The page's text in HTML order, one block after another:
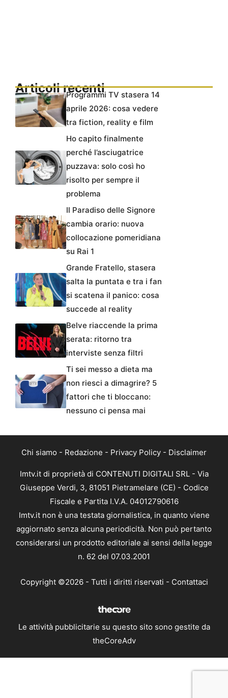
Articoli recentiProgrammi TV stasera 14
aprile 2026: cosa vedere
tra fiction, reality e film
Ho capito finalmente
perché l’asciugatrice
puzzava: solo così ho
risolto per sempre il
problema
Il Paradiso delle Signore
cambia orario: nuova
collocazione pomeridiana
su Rai 1
Grande Fratello, stasera
salta la puntata e tra i fan
si scatena il panico: cosa
succede al reality
Belve riaccende la prima
serata: ritorno tra
interviste senza filtri
Ti sei messo a dieta ma
non riesci a dimagrire? 5
fattori che ti bloccano:
nessuno ci pensa mai
Chi siamo - Redazione - Privacy Policy - Disclaimer
Imtv.it di proprietà di CONTENUTI DIGITALI SRL - Via
Giuseppe Verdi, 3, 81051 Pietramelare (CE) - Codice
Fiscale e Partita I.V.A. 04012790616
Imtv.it non è una testata giornalistica, in quanto viene
aggiornato senza alcuna periodicità. Non può pertanto
considerarsi un prodotto editoriale ai sensi della legge
n. 62 del 07.03.2001
Copyright ©2026 - Tutti i diritti riservati - Contattaci
Le attività pubblicitarie su questo sito sono gestite da
theCoreAdv